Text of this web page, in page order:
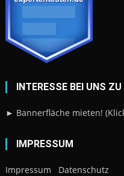
INTERESSE BEI UNS ZU
► Bannerfläche mieten!
IMPRESSUM
Impressum Datenschutz